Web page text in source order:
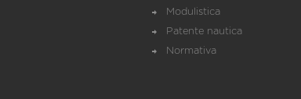
Modulistica
Patente nautica
Normativa